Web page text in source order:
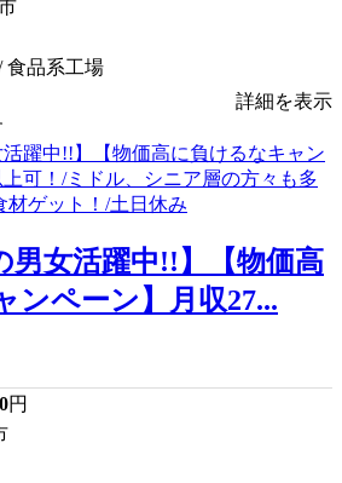
食品系工場
詳細を表示
男女活躍中!!】【物価高
ンペーン】月収27...
円